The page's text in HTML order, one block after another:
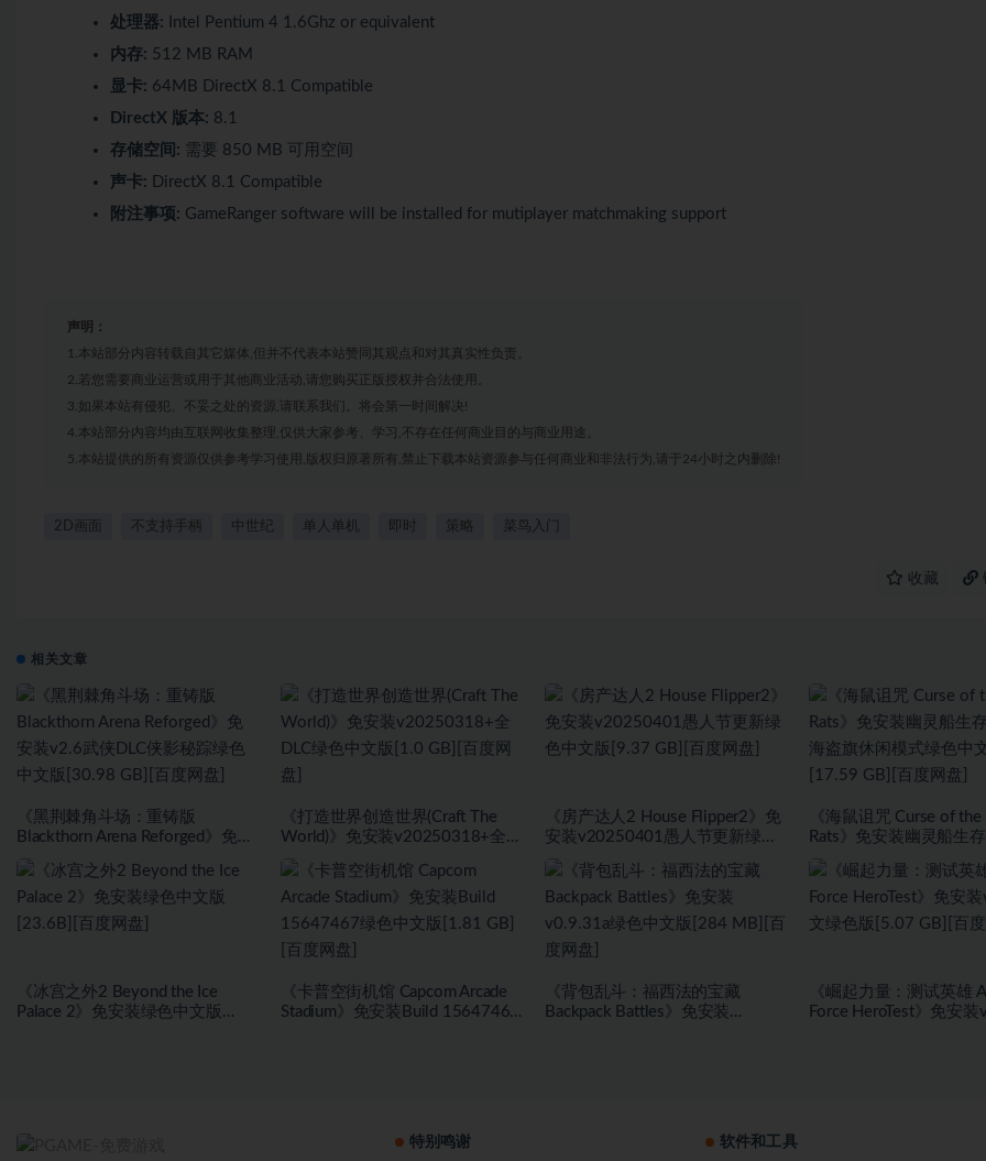
处理器: Intel Pentium 4 1.6Ghz or equivalent
内存: 512 MB RAM
显卡: 64MB DirectX 8.1 Compatible
DirectX 版本: 8.1
存储空间: 需要 850 MB 可用空间
声卡: DirectX 8.1 Compatible
附注事项: GameRanger software will be installed for mutiplayer matchmaking support
声明：
1.本站部分内容转载自其它媒体,但并不代表本站赞同其观点和对其真实性负责。
2.若您需要商业运营或用于其他商业活动,请您购买正版授权并合法使用。
3.如果本站有侵犯、不妥之处的资源,请联系我们。将会第一时间解决!
4.本站部分内容均由互联网收集整理,仅供大家参考、学习,不存在任何商业目的与商业用途。
5.本站提供的所有资源仅供参考学习使用,版权归原著所有,禁止下载本站资源参与任何商业和非法行为,请于24小时之内删除!
2D画面 不支持手柄 中世纪 单人单机 即时 策略 菜鸟入门
收藏
相关文章
《黑荆棘角斗场：重铸版
Blackthorn Arena Reforged》免安
版[30.98 GB][百度网盘]
《打造世界创造世界(Craft The
World)》免安装v20250318+全
盘]
《房产达人2 House Flipper2》免
安装v20250401愚人节更新绿色
《海鼠诅咒 Curse of the
Rats》免安装幽灵船生
GB][百度网盘]
《冰宫之外2 Beyond the Ice
Palace 2》免安装绿色中文版
《卡普空街机馆 Capcom Arcade
Stadium》免安装Build 15647467
《背包乱斗：福西法的宝藏
Backpack Battles》免安装
《崛起力量：测试英雄
Force HeroTest》免安
特别鸣谢 软件和工具